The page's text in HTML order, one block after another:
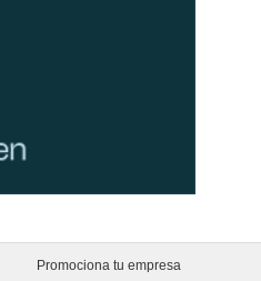
Promociona tu empresa